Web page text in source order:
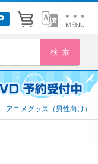
アニメグッズ（男性向け）